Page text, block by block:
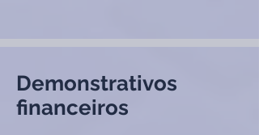
Demonstrativos
financeiros